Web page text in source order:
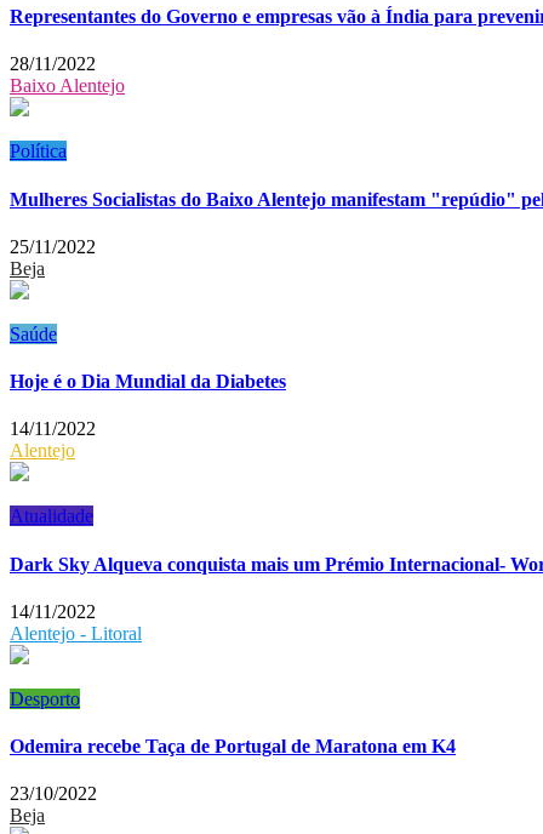
Representantes do Governo e empresas vão à Índia para
28/11/2022
Baixo Alentejo
Política
Mulheres Socialistas do Baixo Alentejo manifestam "repúdio"
25/11/2022
Beja
Saúde
Hoje é o Dia Mundial da Diabetes
14/11/2022
Alentejo
Atualidade
Dark Sky Alqueva conquista mais um Prémio Internacional-
14/11/2022
Alentejo - Litoral
Desporto
Odemira recebe Taça de Portugal de Maratona em K4
23/10/2022
Beja